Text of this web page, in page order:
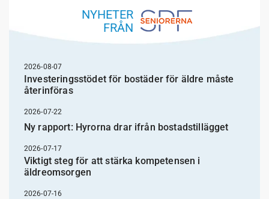
NYHETER
FRÅN
2026-08-07
Investeringsstödet för bostäder för äldre måste
återinföras
2026-07-22
Ny rapport: Hyrorna drar ifrån bostadstillägget
2026-07-17
Viktigt steg för att stärka kompetensen i
äldreomsorgen
2026-07-16